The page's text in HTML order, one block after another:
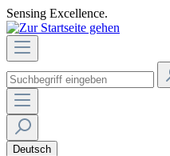
Sensing Excellence.
Deutsch